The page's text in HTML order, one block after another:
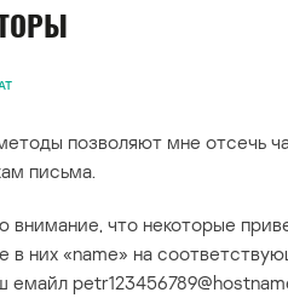
позволяют мне отсечь
письма.
что некоторые
в них «name» на
емайл